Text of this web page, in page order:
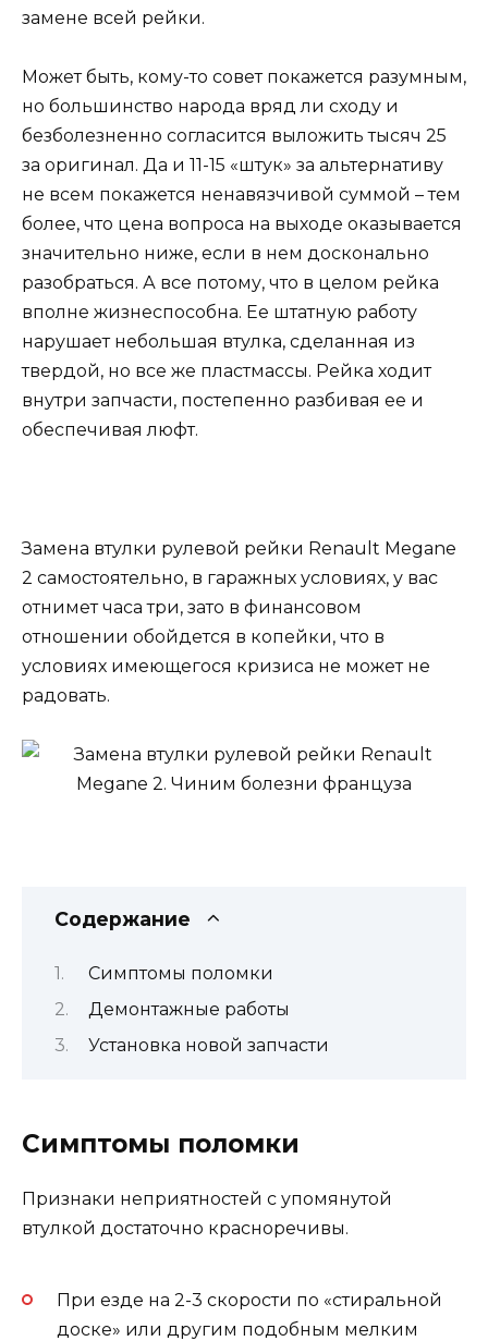
замене всей рейки.
Может быть, кому-то совет покажется разумным,
но большинство народа вряд ли сходу и
безболезненно согласится выложить тысяч 25
за оригинал. Да и 11-15 «штук» за альтернативу
не всем покажется ненавязчивой суммой – тем
более, что цена вопроса на выходе оказывается
значительно ниже, если в нем досконально
разобраться. А все потому, что в целом рейка
вполне жизнеспособна. Ее штатную работу
нарушает небольшая втулка, сделанная из
твердой, но все же пластмассы. Рейка ходит
внутри запчасти, постепенно разбивая ее и
обеспечивая люфт.
Замена втулки рулевой рейки Renault Megane
2 самостоятельно, в гаражных условиях, у вас
отнимет часа три, зато в финансовом
отношении обойдется в копейки, что в
условиях имеющегося кризиса не может не
радовать.
Содержание
Симптомы поломки
Демонтажные работы
Установка новой запчасти
Симптомы поломки
Признаки неприятностей с упомянутой
втулкой достаточно красноречивы.
При езде на 2-3 скорости по «стиральной
доске» или другим подобным мелким